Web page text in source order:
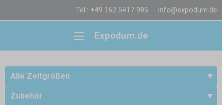
Tel.: +49 162 5417 985 info@expodum.de
Expodum.de
Alle Zeltgrößen
Zubehör